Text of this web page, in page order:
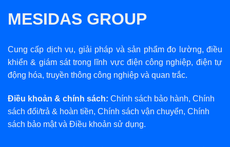
MESIDAS GROUP
Cung cấp dịch vụ, giải pháp và sản phẩm đo lường, điều
khiển & giám sát trong lĩnh vực điện công nghiệp, điện tự
động hóa, truyền thông công nghiệp và quan trắc.
Điều khoản & chính sách: Chính sách bảo hành, Chính
sách đổi/trả & hoàn tiền, Chính sách vận chuyển, Chính
sách bảo mậtvà Điều khoản sử dụng.